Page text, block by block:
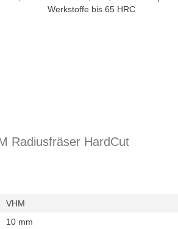
Radiusfräser HardCut
VHM
10 mm